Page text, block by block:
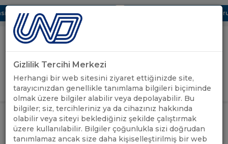
Dijital UBAK Bölümü Hakkında UND, Yunanistan Vize
Uluslararası Nakliyeciler Derneği
GİRİŞ YAP
ANASAYFA /
ÖNEMLİ
DUYURULAR
/
IRU’DAN COVİD-19 SALGINININ
KARAYOLU TAŞIMACILIĞI
SEKTÖRÜNE ETKİLERİNE İLİŞKİN
ARAŞTIRMA
Gizlilik Tercihi Merkezi
Herhangi bir web sitesini ziyaret ettiğinizde site,
tarayıcınızdan genellikle tanımlama bilgileri biçiminde
olmak üzere bilgiler alabilir veya depolayabilir. Bu
bilgiler; siz, tercihleriniz ya da cihazınız hakkında
olabilir veya siteyi beklediğiniz şekilde çalıştırmak
üzere kullanılabilir. Bilgiler çoğunlukla sizi doğrudan
tanımlamaz ancak size daha kişiselleştirilmiş bir web